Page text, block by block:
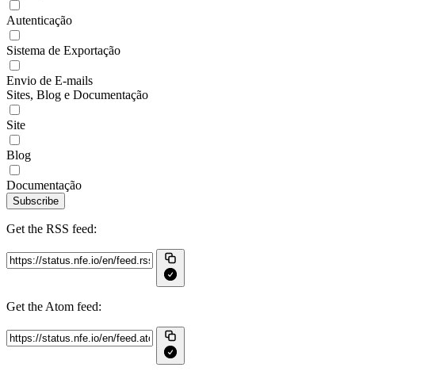
Autenticação
Sistema de Exportação
Envio de E-mails
Sites, Blog e Documentação
Site
Blog
Documentação
Subscribe
Get the RSS feed:
Get the Atom feed: